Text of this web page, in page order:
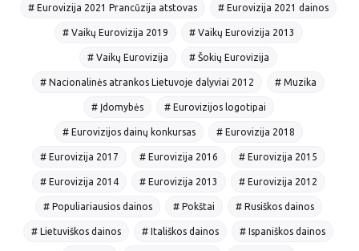
# Eurovizija 2021 Prancūzija atstovas # Eurovizija 2021 dainos
# Vaikų Eurovizija 2019 # Vaikų Eurovizija 2013
# Vaikų Eurovizija # Šokių Eurovizija
# Nacionalinės atrankos Lietuvoje dalyviai 2012 # Muzika
# Įdomybės # Eurovizijos logotipai
# Eurovizijos dainų konkursas # Eurovizija 2018
# Eurovizija 2017 # Eurovizija 2016 # Eurovizija 2015
# Eurovizija 2014 # Eurovizija 2013 # Eurovizija 2012
# Populiariausios dainos # Pokštai # Rusiškos dainos
# Lietuviškos dainos # Itališkos dainos # Ispaniškos dainos